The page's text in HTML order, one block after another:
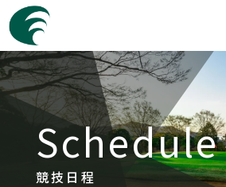
Schedule
競技日程
筑紫野カントリークラブ
コース紹介
ご利用案内